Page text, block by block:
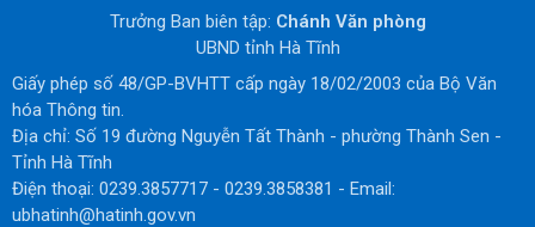
Trưởng Ban biên tập: Chánh Văn phòng
UBND tỉnh Hà Tĩnh
Giấy phép số 48/GP-BVHTT cấp ngày 18/02/2003 của Bộ Văn
hóa Thông tin.
Địa chỉ: Số 19 đường Nguyễn Tất Thành - phường Thành Sen -
Tỉnh Hà Tĩnh
Điện thoại: 0239.3857717 - 0239.3858381 - Email:
ubhatinh@hatinh.gov.vn